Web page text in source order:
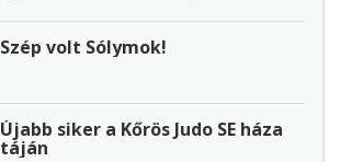
Szép volt Sólymok!
Újabb siker a Kőrös Judo SE háza
táján